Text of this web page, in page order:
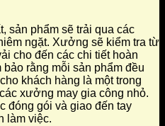
sản phẩm sẽ trải qua các
ngặt. Xưởng sẽ kiểm tra từ
cho đến các chi tiết hoàn
rằng mỗi sản phẩm đều
khách hàng là một trong
xưởng may gia công nhỏ.
đóng gói và giao đến tay
làm việc.